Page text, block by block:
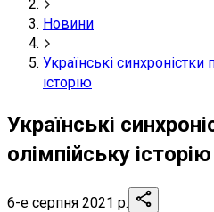
Новини
Українські
історію
Українські
олімпійську історію
6-е серпня 2021 р.